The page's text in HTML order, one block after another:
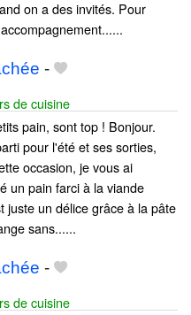
on a des invités. Pour
-
de cuisine
pain, sont top ! Bonjour.
pour l'été et ses sorties,
occasion, je vous ai
un pain farci à la viande
juste un délice grâce à la pâte
sans......
-
de cuisine